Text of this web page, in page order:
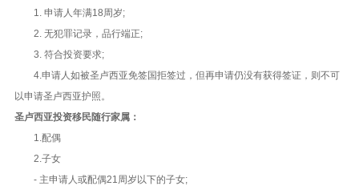
1. 申请人年满18周岁;
2. 无犯罪记录，品行端正;
3. 符合投资要求;
4.申请人如被圣卢西亚免签国拒签过，但再申请仍没有获得签证，则不可
以申请圣卢西亚护照。
圣卢西亚投资移民随行家属：
1.配偶
2.子女
- 主申请人或配偶21周岁以下的子女;